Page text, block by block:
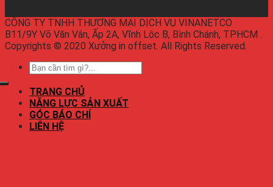
CÔNG TY TNHH THƯƠNG MẠI DỊCH VỤ VINANETCO
B11/9Y Võ Văn Vân, Ấp 2A, Vĩnh Lộc B, Bình Chánh, TPHCM .
Copyrights © 2020 Xưởng in offset. All Rights Reserved.
TRANG CHỦ
NĂNG LỰC SẢN XUẤT
GÓC BÁO CHÍ
LIÊN HỆ